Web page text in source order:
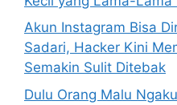
Akun Instagram Bisa
Sadari, Hacker Kini
Semakin Sulit Ditebak
Dulu Orang Malu